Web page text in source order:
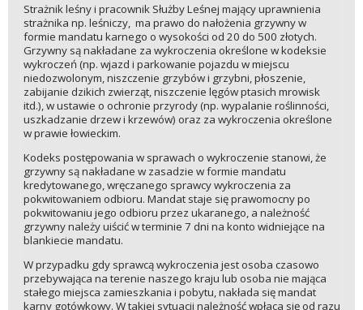
Strażnik leśny i pracownik Służby Leśnej mający uprawnienia
strażnika np. leśniczy, ma prawo do nałożenia grzywny w
formie mandatu karnego o wysokości od 20 do 500 złotych.
Grzywny są nakładane za wykroczenia określone w kodeksie
wykroczeń (np. wjazd i parkowanie pojazdu w miejscu
niedozwolonym, niszczenie grzybów i grzybni, płoszenie,
zabijanie dzikich zwierząt, niszczenie lęgów ptasich mrowisk
itd.), w ustawie o ochronie przyrody (np. wypalanie roślinności,
uszkadzanie drzew i krzewów) oraz za wykroczenia określone
w prawie łowieckim.
Kodeks postępowania w sprawach o wykroczenie stanowi, że
grzywny są nakładane w zasadzie w formie mandatu
kredytowanego, wręczanego sprawcy wykroczenia za
pokwitowaniem odbioru. Mandat staje się prawomocny po
pokwitowaniu jego odbioru przez ukaranego, a należność
grzywny należy uiścić w terminie 7 dni na konto widniejące na
blankiecie mandatu.
W przypadku gdy sprawcą wykroczenia jest osoba czasowo
przebywająca na terenie naszego kraju lub osoba nie mająca
stałego miejsca zamieszkania i pobytu, nakłada się mandat
karny gotówkowy. W takiej sytuacji należność wpłaca się od razu